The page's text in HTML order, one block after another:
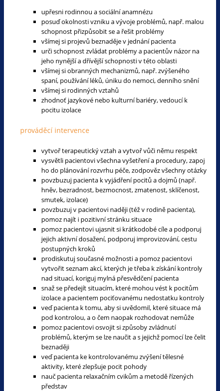
upřesni rodinnou a sociální anamnézu
posuď okolnosti vzniku a vývoje problémů, např. malou
schopnost přizpůsobit se a řešit problémy
všímej si projevů beznaděje v jednání pacienta
urči schopnost zvládat problémy a pacientův názor na
jeho nynější a dřívější schopnosti v této oblasti
všímej si obranných mechanizmů, např. zvýšeného
spaní, používání léků, úniku do nemoci, denního snění
všímej si rodinných vztahů
zhodnoť jazykové nebo kulturní bariéry, vedoucí k
pocitu izolace
prováděcí intervence
vytvoř terapeutický vztah a vytvoř vůči němu respekt
vysvětli pacientovi všechna vyšetření a procedury, zapoj
ho do plánování rozvrhu péče, zodpověz všechny otázky
povzbuzuj pacienta k vyjádření pocitů a dojmů (např.
hněv, bezradnost, bezmocnost, zmatenost, sklíčenost,
smutek, izolace)
povzbuzuj v pacientovi naději (též v rodině pacienta),
pomoz najít i pozitivní stránku situace
pomoz pacientovi ujasnit si krátkodobé cíle a podporuj
jejich aktivní dosažení, podporuj improvizování, cestu
postupných kroků
prodiskutuj současné možnosti a pomoz pacientovi
vytvořit seznam akcí, kterých je třeba k získání kontroly
nad situací, koriguj mylná přesvědčení pacienta
snaž se předejít situacím, které mohou vést k pocitům
izolace a pacientem pociťovanému nedostatku kontroly
veď pacienta k tomu, aby si uvědomil, které situace má
pod kontrolou, a o čem naopak rozhodovat nemůže
pomoz pacientovi osvojit si způsoby zvládnutí
problémů, kterým se lze naučit a s jejichž pomocí lze čelit
beznaději
veď pacienta ke kontrolovanému zvýšení tělesné
aktivity, které zlepšuje pocit pohody
nauč pacienta relaxačním cvikům a metodě řízených
představ